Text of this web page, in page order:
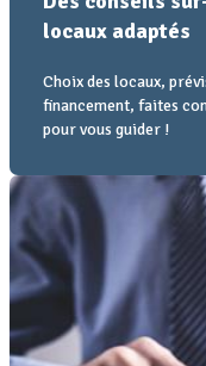
locaux adaptés
Choix des locaux,
financement, faites
pour vous guider !